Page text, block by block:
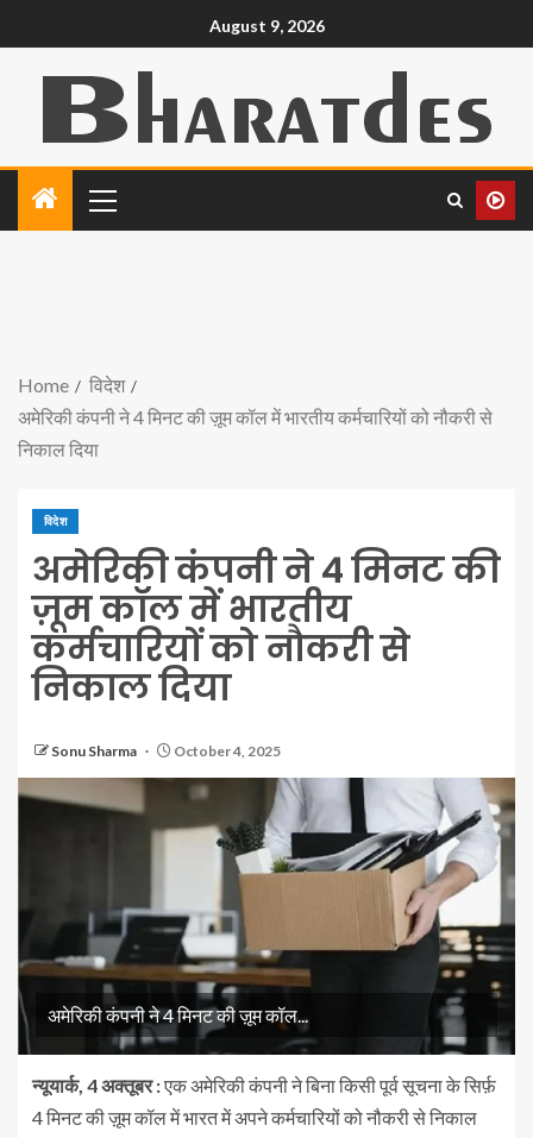
August 9, 2026
Home
विदेश
अमेरिकी कंपनी ने 4 मिनट की ज़ूम कॉल में भारतीय कर्मचारियों को नौकरी से
निकाल दिया
विदेश
अमेरिकी कंपनी ने 4 मिनट की
ज़ूम कॉल में भारतीय
कर्मचारियों को नौकरी से
निकाल दिया
Sonu Sharma October 4, 2025
अमेरिकी कंपनी ने 4 मिनट की ज़ूम कॉल...
न्यूयार्क, 4 अक्तूबर :एक अमेरिकी कंपनी ने बिना किसी पूर्व सूचना के सिर्फ़
4 मिनट की ज़ूम कॉल में भारत में अपने कर्मचारियों को नौकरी से निकाल